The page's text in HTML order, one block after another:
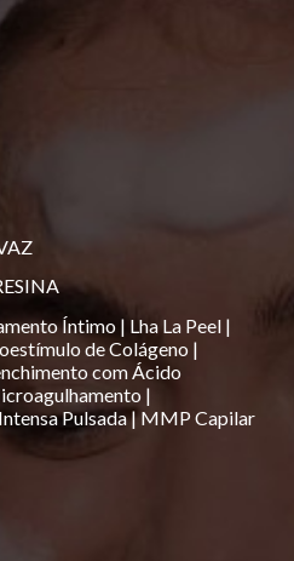
Íntimo | Lha La Peel |
de Colágeno |
com Ácido
|
Pulsada| MMP Capilar